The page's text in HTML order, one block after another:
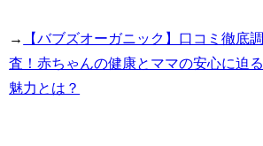
→
【バブズオーガニック】口コミ徹底調
査！赤ちゃんの健康とママの安心に迫る
魅力とは？